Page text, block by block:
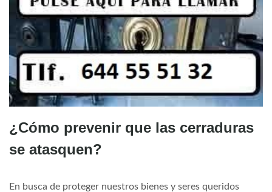
¿Cómo prevenir que las cerraduras
se atasquen?
En busca de proteger nuestros bienes y seres queridos